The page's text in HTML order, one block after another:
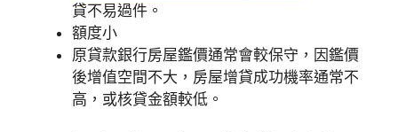
貸不易過件。
額度小
原貸款銀行房屋鑑價通常會較保守，因鑑價
後增值空間不大，房屋增貸成功機率通常不
高，或核貸金額較低。